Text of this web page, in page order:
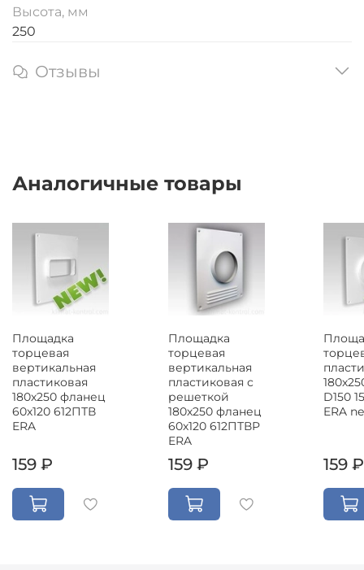
Высота, мм
250
Отзывы
Аналогичные товары
Площадка
торцевая
вертикальная
пластиковая
180х250 фланец
60х120 612ПТВ
ERA
159 ₽
Площадка
торцевая
вертикальная
пластиковая с
решеткой
180х250 фланец
60х120 612ПТВР
ERA
159 ₽
D150
ERA
159 ₽